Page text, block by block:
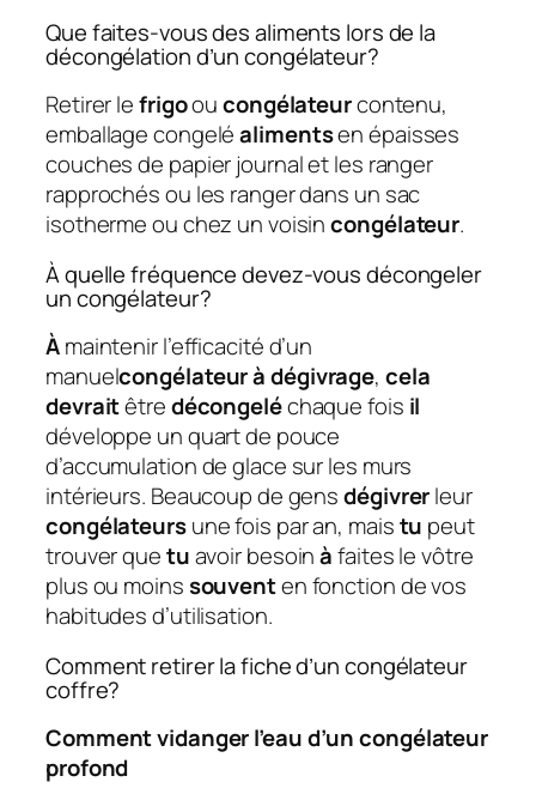
Que faites-vous des aliments lors de la
décongélation d’un congélateur?
Retirer lefrigooucongélateurcontenu,
emballage congeléalimentsen épaisses
couches de papier journal et les ranger
rapprochés ou les ranger dans un sac
isotherme ou chez un voisincongélateur.
À quelle fréquence devez-vous décongeler
un congélateur?
Àmaintenir l’efficacité d’un
manuelcongélateur à dégivrage, cela
devraitêtredécongeléchaque fois il
développe un quart de pouce
d’accumulation de glace sur les murs
intérieurs. Beaucoup de gensdégivrerleur
congélateursune fois par an, maistu peut
trouver quetuavoir besoinàfaites le vôtre
plus ou moinssouventen fonction de vos
habitudes d’utilisation.
Comment retirer la fiche d’un congélateur
coffre?
Comment vidanger l’eau d’un congélateur
profond